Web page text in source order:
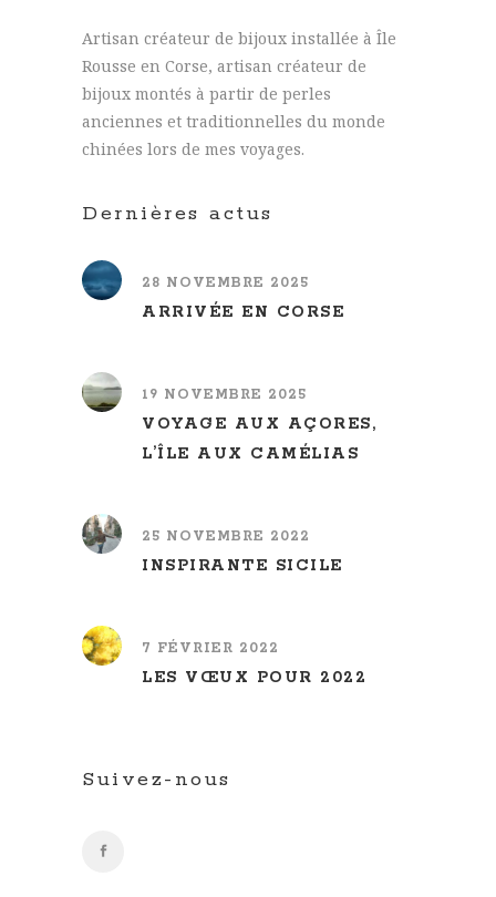
Artisan créateur de bijoux installée à Île
Rousse en Corse, artisan créateur de
bijoux montés à partir de perles
anciennes et traditionnelles du monde
chinées lors de mes voyages.
Dernières actus
28 NOVEMBRE 2025
ARRIVÉE EN CORSE
19 NOVEMBRE 2025
VOYAGE AUX AÇORES,
L’ÎLE AUX CAMÉLIAS
25 NOVEMBRE 2022
INSPIRANTE SICILE
7 FÉVRIER 2022
LES VŒUX POUR 2022
Suivez-nous